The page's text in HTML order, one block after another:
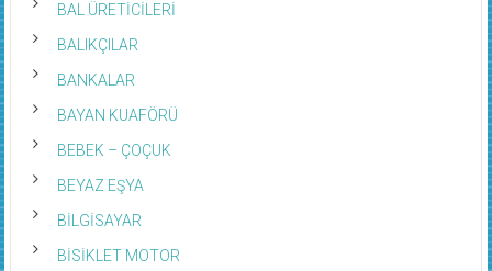
BAL ÜRETİCİLERİ
BALIKÇILAR
BANKALAR
BAYAN KUAFÖRÜ
BEBEK – ÇOÇUK
BEYAZ EŞYA
BİLGİSAYAR
BİSİKLET MOTOR